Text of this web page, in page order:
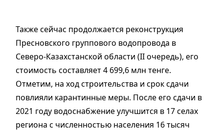
Также сейчас продолжается реконструкция
Пресновского группового водопровода в
Северо-Казахстанской области (II очередь), его
стоимость составляет 4 699,6 млн тенге.
Отметим, на ход строительства и срок сдачи
повлияли карантинные меры. После его сдачи в
2021 году водоснабжение улучшится в 17 селах
региона с численностью населения 16 тысяч